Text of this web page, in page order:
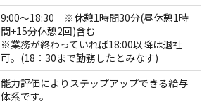
9:00～18:30 ※休憩1時間30分(昼休憩1時
間+15分休憩2回)含む
※業務が終わっていれば18:00以降は退社
可。(18：30まで勤務したとみなす)
能力評価によりステップアップできる給与
体系です。